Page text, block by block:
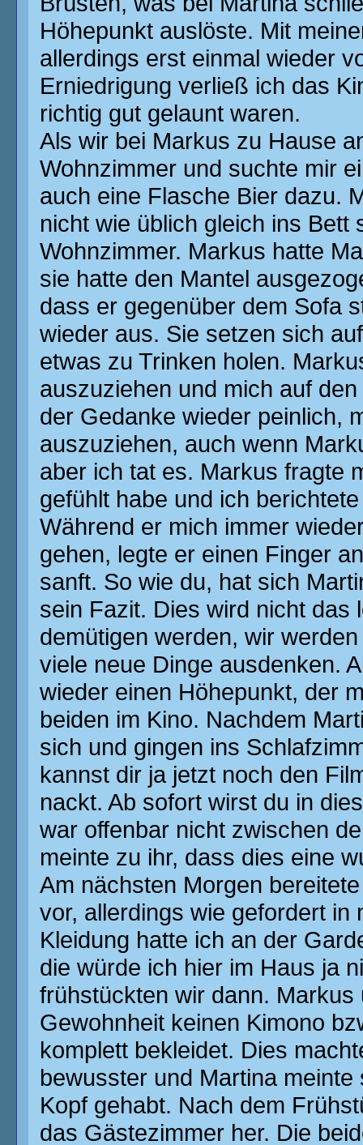
Höhepunkt auslöste. Mit
allerdings erst einmal wieder
Erniedrigung verließ ich das
richtig gut gelaunt waren.
Als wir bei Markus zu Hause
Wohnzimmer und suchte mir
auch eine Flasche Bier dazu.
nicht wie üblich gleich ins Bett
Wohnzimmer. Markus hatte
sie hatte den Mantel
dass er gegenüber dem Sofa
wieder aus. Sie setzen sich
etwas zu Trinken holen.
auszuziehen und mich auf
der Gedanke wieder peinlich,
auszuziehen, auch wenn
aber ich tat es. Markus fragte
gefühlt habe und ich
Während er mich immer
gehen, legte er einen Finger
sanft. So wie du, hat sich
sein Fazit. Dies wird nicht das
demütigen werden, wir
viele neue Dinge ausdenken.
wieder einen Höhepunkt, der
beiden im Kino. Nachdem
sich und gingen ins
kannst dir ja jetzt noch den
nackt. Ab sofort wirst du in
war offenbar nicht zwischen
meinte zu ihr, dass dies eine
Am nächsten Morgen
vor, allerdings wie gefordert
Kleidung hatte ich an der
die würde ich hier im Haus ja
frühstückten wir dann.
Gewohnheit keinen Kimono
komplett bekleidet. Dies
bewusster und Martina
Kopf gehabt. Nach dem
das Gästezimmer her. Die